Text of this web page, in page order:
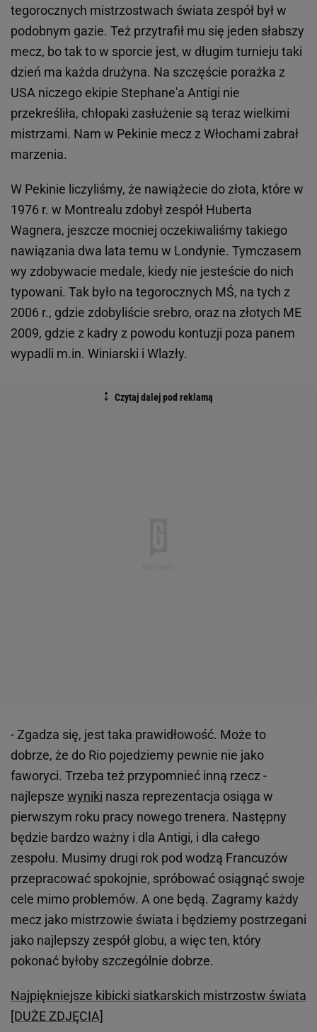
tegorocznych mistrzostwach świata zespół był w
podobnym gazie. Też przytrafił mu się jeden słabszy
mecz, bo tak to w sporcie jest, w długim turnieju taki
dzień ma każda drużyna. Na szczęście porażka z
USA niczego ekipie Stephane'a Antigi nie
przekreśliła, chłopaki zasłużenie są teraz wielkimi
mistrzami. Nam w Pekinie mecz z Włochami zabrał
marzenia.
W Pekinie liczyliśmy, że nawiążecie do złota, które w
1976 r. w Montrealu zdobył zespół Huberta
Wagnera, jeszcze mocniej oczekiwaliśmy takiego
nawiązania dwa lata temu w Londynie. Tymczasem
wy zdobywacie medale, kiedy nie jesteście do nich
typowani. Tak było na tegorocznych MŚ, na tych z
2006 r., gdzie zdobyliście srebro, oraz na złotych ME
2009, gdzie z kadry z powodu kontuzji poza panem
wypadli m.in. Winiarski i Wlazły.
- Zgadza się, jest taka prawidłowość. Może to
dobrze, że do Rio pojedziemy pewnie nie jako
faworyci. Trzeba też przypomnieć inną rzecz -
najlepsze wyniki nasza reprezentacja osiąga w
pierwszym roku pracy nowego trenera. Następny
będzie bardzo ważny i dla Antigi, i dla całego
zespołu. Musimy drugi rok pod wodzą Francuzów
przepracować spokojnie, spróbować osiągnąć swoje
cele mimo problemów. A one będą. Zagramy każdy
mecz jako mistrzowie świata i będziemy postrzegani
jako najlepszy zespół globu, a więc ten, który
pokonać byłoby szczególnie dobrze.
Najpiękniejsze kibicki siatkarskich mistrzostw świata
[DUŻE ZDJĘCIA]